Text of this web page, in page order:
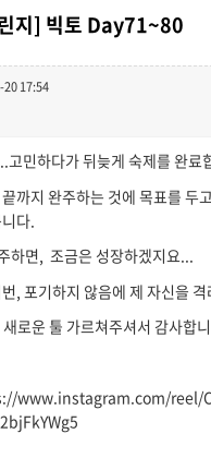
지] 빅토 Day71~80
20 17:54
고민하다가 뒤늦게 숙제를 완료
까지 완주하는 것에 목표를 두
다.
하면, 조금은 성장하겠지요...
, 포기하지 않음에 제 자신을 격
로운 툴 가르쳐주셔서 감사합
www.instagram.com/reel/